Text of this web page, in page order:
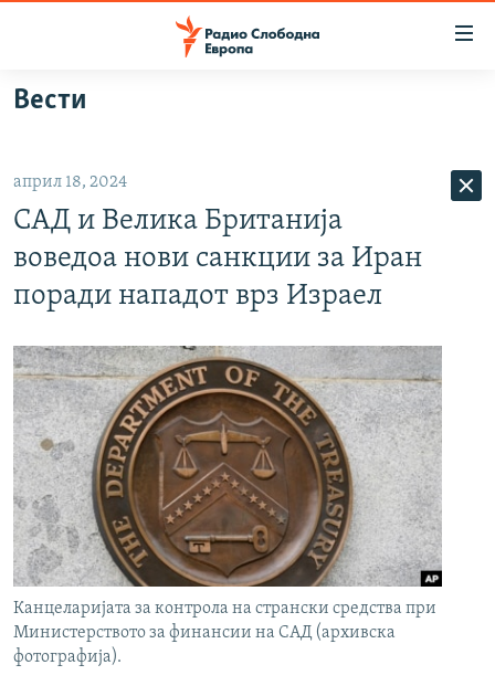
Оди
на
главната
навигација
на
ВИЗУЕЛНО
ВЕСТИ
ШТО ТРЕБА ДА ЗНАЕТЕ
ПРИЈАВИ СЕ ЗА ЊУЗЛЕТЕР
ПОДКАСТ ЗОШТО?
СЛЕДЕТЕ НЕ
РСЕ веб страници
Вести
април 18, 2024
САД и Велика Британија
воведоа нови санкции за Иран
поради нападот врз Израел
Канцеларијата за контрола на странски средства при
Министерството за финансии на САД (архивска
фотографија).